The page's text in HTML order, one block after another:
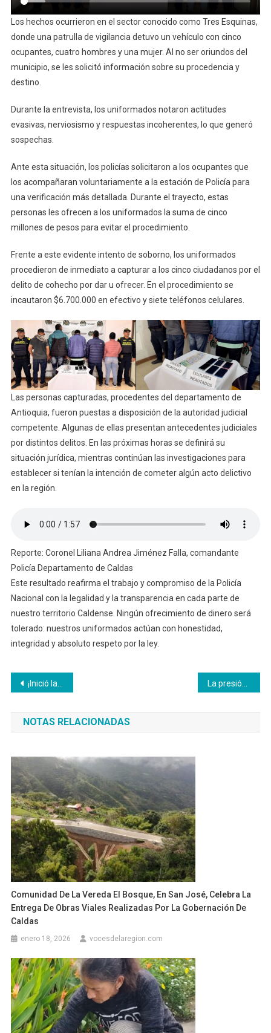
Los hechos ocurrieron en el sector conocido como Tres Esquinas,
donde una patrulla de vigilancia detuvo un vehículo con cinco
ocupantes, cuatro hombres y una mujer. Al no ser oriundos del
municipio, se les solicitó información sobre su procedencia y
destino.
Durante la entrevista, los uniformados notaron actitudes
evasivas, nerviosismo y respuestas incoherentes, lo que generó
sospechas.
Ante esta situación, los policías solicitaron a los ocupantes que
los acompañaran voluntariamente a la estación de Policía para
una verificación más detallada. Durante el trayecto, estas
personas les ofrecen a los uniformados la suma de cinco
millones de pesos para evitar el procedimiento.
Frente a este evidente intento de soborno, los uniformados
procedieron de inmediato a capturar a los cinco ciudadanos por el
delito de cohecho por dar u ofrecer. En el procedimiento se
incautaron $6.700.000 en efectivo y siete teléfonos celulares.
Las personas capturadas, procedentes del departamento de
Antioquia, fueron puestas a disposición de la autoridad judicial
competente. Algunas de ellas presentan antecedentes judiciales
por distintos delitos. En las próximas horas se definirá su
situación jurídica, mientras continúan las investigaciones para
establecer si tenían la intención de cometer algún acto delictivo
en la región.
Reporte: Coronel Liliana Andrea Jiménez Falla, comandante
Policía Departamento de Caldas
Este resultado reafirma el trabajo y compromiso de la Policía
Nacional con la legalidad y la transparencia en cada parte de
nuestro territorio Caldense. Ningún ofrecimiento de dinero será
tolerado: nuestros uniformados actúan con honestidad,
integridad y absoluto respeto por la ley.
Navegación
de
entradas
¡Inició la Conmebol Sub 17 Femenina en Manizales del Alma!
NOTAS RELACIONADAS
Comunidad De La Vereda El Bosque, En San José, Celebra La
Entrega De Obras Viales Realizadas Por La Gobernación De
Caldas
enero 18, 2026 vocesdelaregion.com